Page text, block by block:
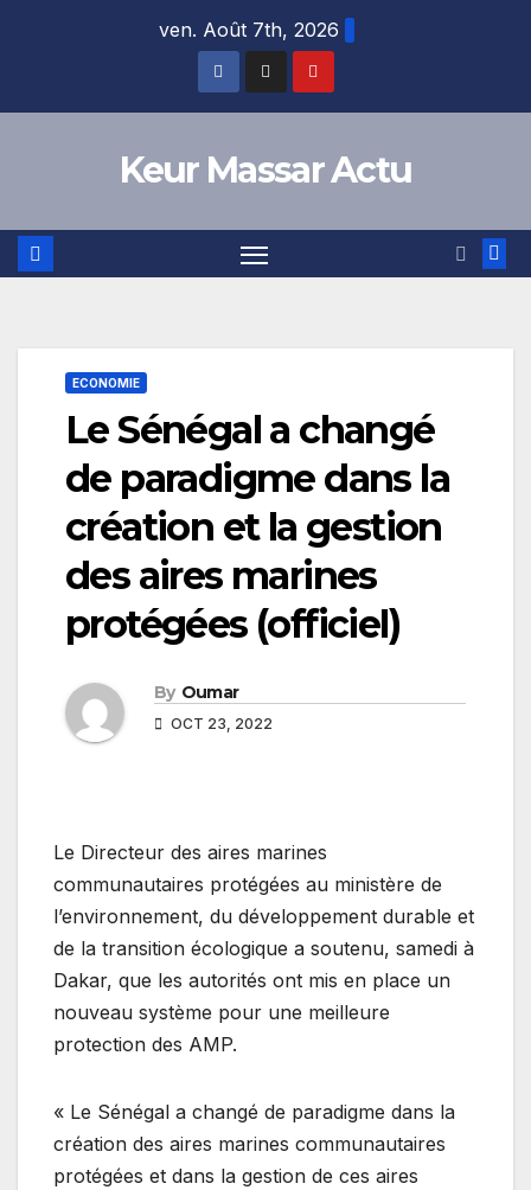
ven. Août 7th, 2026
Keur Massar Actu
ECONOMIE
Le Sénégal a changé
de paradigme dans la
création et la gestion
des aires marines
protégées (officiel)
By Oumar
OCT 23, 2022
Le Directeur des aires marines
communautaires protégées au ministère de
l’environnement, du développement durable et
de la transition écologique a soutenu, samedi à
Dakar, que les autorités ont mis en place un
nouveau système pour une meilleure
protection des AMP.
« Le Sénégal a changé de paradigme dans la
création des aires marines communautaires
protégées et dans la gestion de ces aires